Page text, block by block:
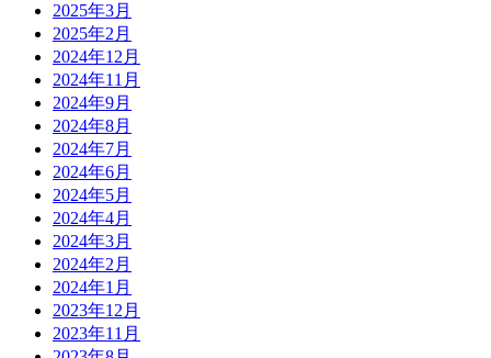
2025年3月
2025年2月
2024年12月
2024年11月
2024年9月
2024年8月
2024年7月
2024年6月
2024年5月
2024年4月
2024年3月
2024年2月
2024年1月
2023年12月
2023年11月